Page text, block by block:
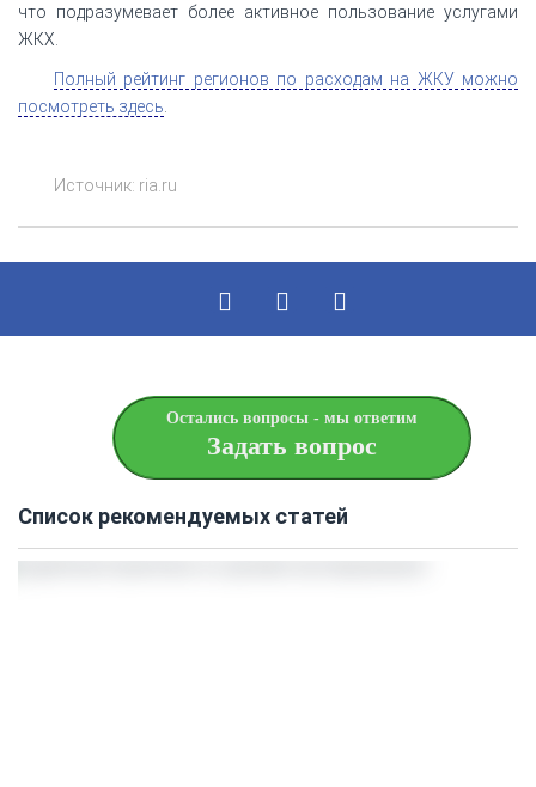
что подразумевает более активное пользование услугами
ЖКХ.
Полный рейтинг регионов по расходам на ЖКУ можно
посмотреть здесь
Источник: ria.ru
Остались вопросы - мы ответим
Задать вопрос
Список рекомендуемых статей